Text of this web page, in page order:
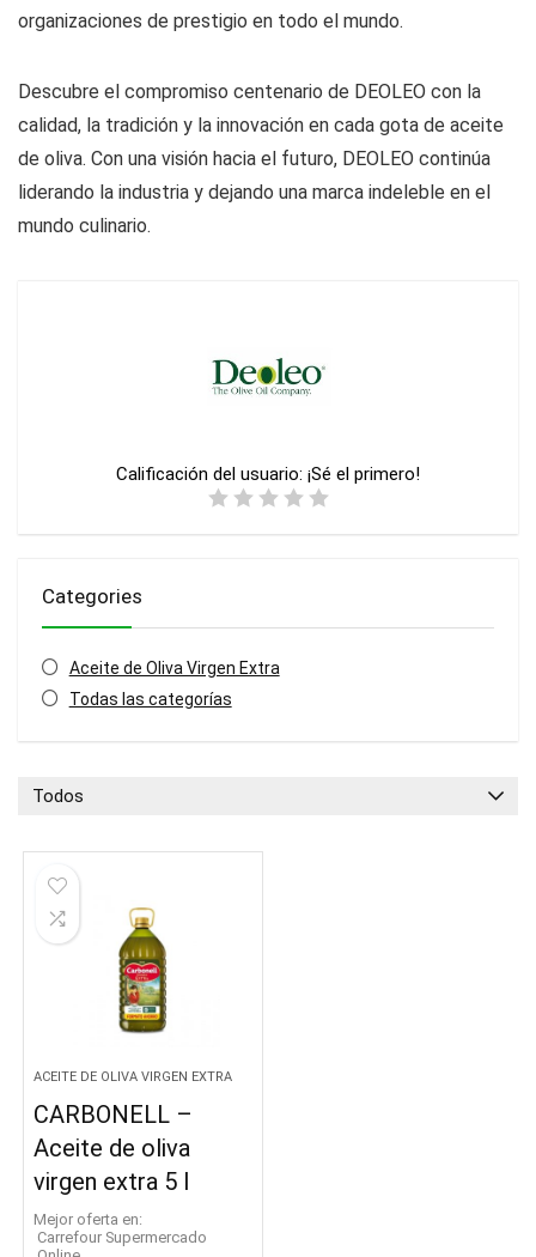
organizaciones de prestigio en todo el mundo.
Descubre el compromiso centenario de DEOLEO con la
calidad, la tradición y la innovación en cada gota de aceite
de oliva. Con una visión hacia el futuro, DEOLEO continúa
liderando la industria y dejando una marca indeleble en el
mundo culinario.
Calificación del usuario: ¡Sé el primero!
Categories
Aceite de Oliva Virgen Extra
Todas las categorías
Todos
ACEITE DE OLIVA VIRGEN EXTRA
CARBONELL –
Aceite de oliva
virgen extra 5 l
Mejor oferta en:
Carrefour Supermercado